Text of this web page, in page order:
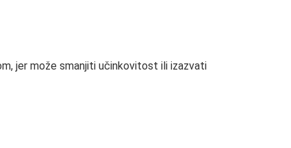
jer može smanjiti učinkovitost ili izazvati